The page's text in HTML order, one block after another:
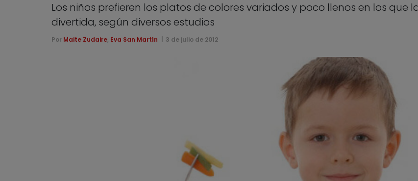
Los niños prefieren los platos de colores variados y poco llenos en los que
divertida, según diversos estudios
Por Maite Zudaire, Eva San Martín 3 de julio de 2012